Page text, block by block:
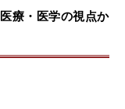
療・医学の視点か